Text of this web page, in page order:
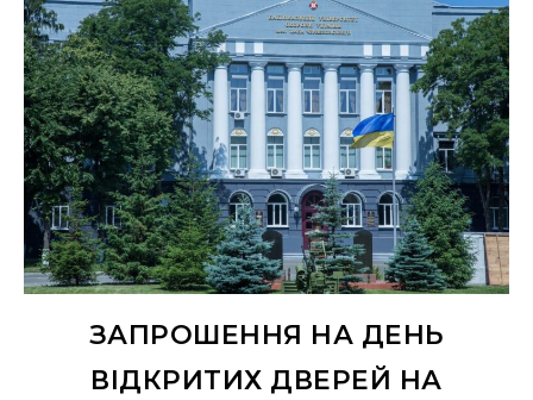
ЗАПРОШЕННЯ НА ДЕНЬ
ВІДКРИТИХ ДВЕРЕЙ НА